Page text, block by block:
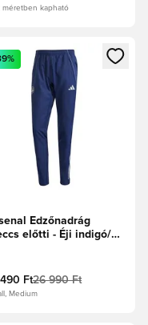
méretben kapható
vagy a tagként
egy modált a
Edzőnadrág
előtti - Éji indigó/
Ft26 990 Ft
Medium